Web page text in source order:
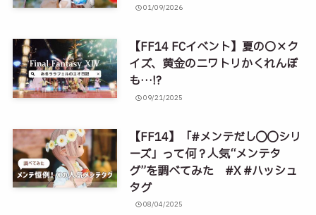
01/09/2026
【FF14 FCイベント】夏の〇×ク
イズ、黄金のニワトリかくれんぼ
も…!?
09/21/2025
【FF14】「#メンテだし◯◯シリ
ーズ」って何？人気“メンテタ
グ”を調べてみた #X #ハッシュ
タグ
08/04/2025